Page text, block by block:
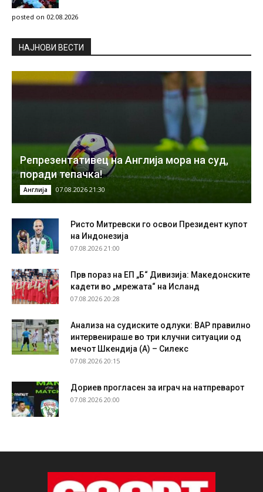
posted on 02.08.2026
НAЈНОВИ ВЕСТИ
Репрезентативец на Англија мора на суд,
поради тепачка!
Англија 07.08.2026 21:30
Ристо Митревски го освои Президент купот
на Индонезија
07.08.2026 21:00
Прв пораз на ЕП „Б“ Дивизија: Македонските
кадети во „мрежата“ на Исланд
07.08.2026 20:28
Анализа на судиските одлуки: ВАР правилно
интервенираше во три клучни ситуации од
мечот Шкендија (А) – Силекс
07.08.2026 20:15
Дориев прогласен за играч на натпреварот
07.08.2026 20:00